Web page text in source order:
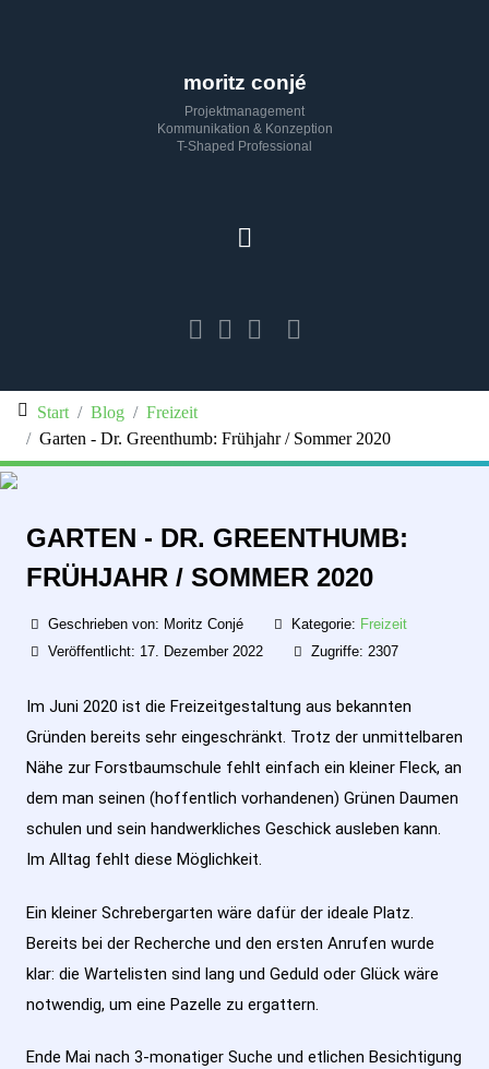
moritz conjé
Projektmanagement
Kommunikation & Konzeption
T-Shaped Professional
Start Blog
Freizeit
Garten - Dr. Greenthumb: Frühjahr / Sommer 2020
GARTEN - DR. GREENTHUMB:
FRÜHJAHR / SOMMER 2020
Geschrieben von: Moritz Conjé Kategorie: Freizeit
Veröffentlicht: 17. Dezember 2022
Zugriffe: 2307
Im Juni 2020 ist die Freizeitgestaltung aus bekannten
Gründen bereits sehr eingeschränkt. Trotz der unmittelbaren
Nähe zur Forstbaumschule fehlt einfach ein kleiner Fleck, an
dem man seinen (hoffentlich vorhandenen) Grünen Daumen
schulen und sein handwerkliches Geschick ausleben kann.
Im Alltag fehlt diese Möglichkeit.
Ein kleiner Schrebergarten wäre dafür der ideale Platz.
Bereits bei der Recherche und den ersten Anrufen wurde
klar: die Wartelisten sind lang und Geduld oder Glück wäre
notwendig, um eine Pazelle zu ergattern.
Ende Mai nach 3-monatiger Suche und etlichen Besichtigung